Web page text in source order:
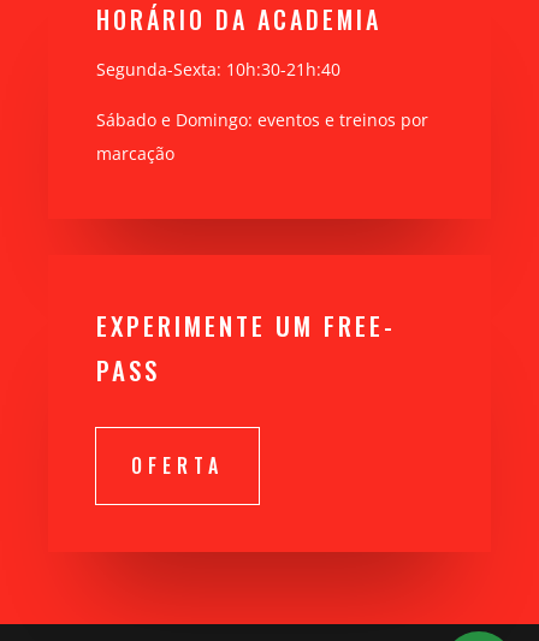
HORÁRIO DA ACADEMIA
Segunda-Sexta: 10h:30-21h:40
Sábado e Domingo: eventos e treinos por
marcação
EXPERIMENTE UM FREE-
PASS
OFERTA